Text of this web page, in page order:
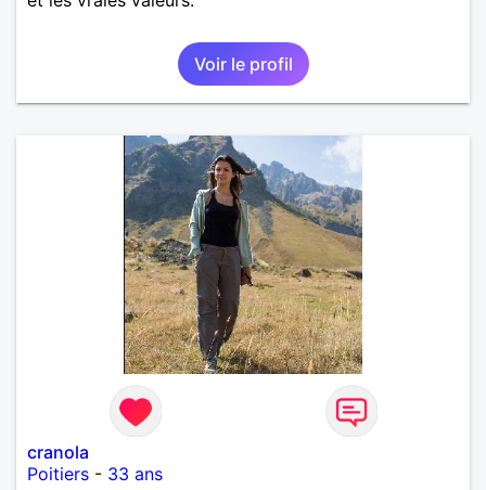
Voir le profil
cranola
Poitiers - 33 ans